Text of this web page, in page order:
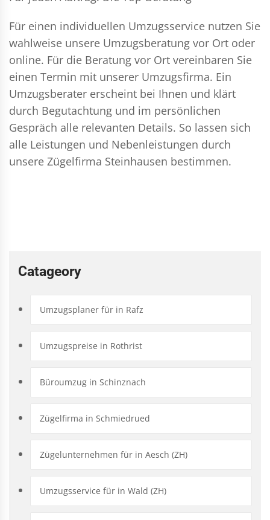
Für einen individuellen Umzugsservice nutzen Sie
wahlweise unsere Umzugsberatung vor Ort oder
online. Für die Beratung vor Ort vereinbaren Sie
einen Termin mit unserer Umzugsfirma. Ein
Umzugsberater erscheint bei Ihnen und klärt
durch Begutachtung und im persönlichen
Gespräch alle relevanten Details. So lassen sich
alle Leistungen und Nebenleistungen durch
unsere Zügelfirma Steinhausen bestimmen.
Catageory
Umzugsplaner für in Rafz
Umzugspreise in Rothrist
Büroumzug in Schinznach
Zügelfirma in Schmiedrued
Zügelunternehmen für in Aesch (ZH)
Umzugsservice für in Wald (ZH)